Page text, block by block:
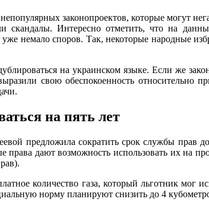
законопроектов, которые могут
скандалы. Интересно отметить, что на
немало споров. Так, некоторые народные
на украинском языке. Если же
свою обеспокоенность относительно
на пять лет
предложила сократить срок службы прав
дают возможность использовать их на
количество газа, который льготник мог
норму планируют снизить до 4